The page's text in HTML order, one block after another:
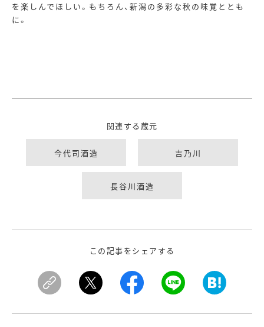
を楽しんでほしい。もちろん、新潟の多彩な秋の味覚ととも
に。
関連する蔵元
今代司酒造 吉乃川
長谷川酒造
この記事をシェアする